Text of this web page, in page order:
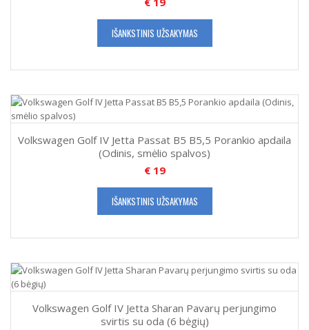
IŠANKSTINIS UŽSAKYMAS
Volkswagen Golf IV Jetta Passat B5 B5,5 Porankio apdaila
(Odinis, smėlio spalvos)
€19
IŠANKSTINIS UŽSAKYMAS
Volkswagen Golf IV Jetta Sharan Pavarų perjungimo
svirtis su oda (6 bėgių)